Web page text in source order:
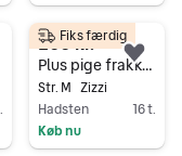
Gå til annoncen
til favoritter.
200 kr.
Plus pige frakke fra Zizzi
Str. M Zizzi
Hadsten
16 t.
Køb nu
Fiks færdig
Føj